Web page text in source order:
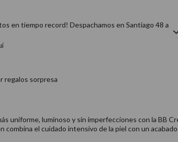
en tiempo record! Despachamos en Santiago 48 a
regalos sorpresa
uniforme, luminoso y sin imperfecciones con la BB
combina el cuidado intensivo de la piel con un